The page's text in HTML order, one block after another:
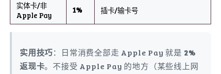
实体卡/非
Apple Pay
1% 插卡/输卡号
实用技巧：日常消费全部走 Apple Pay 就是 2%
返现卡。不接受 Apple Pay 的地方（某些线上网